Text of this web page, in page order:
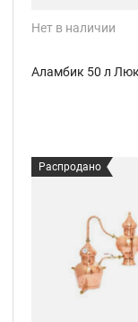
Нет в наличии
Аламбик 50 л
Распродано